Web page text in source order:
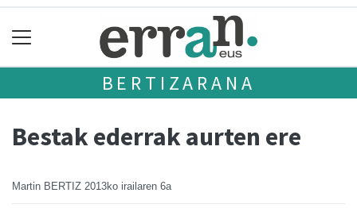
BERTIZARANA
Bestak ederrak aurten ere
Martin BERTIZ 2013ko irailaren 6a